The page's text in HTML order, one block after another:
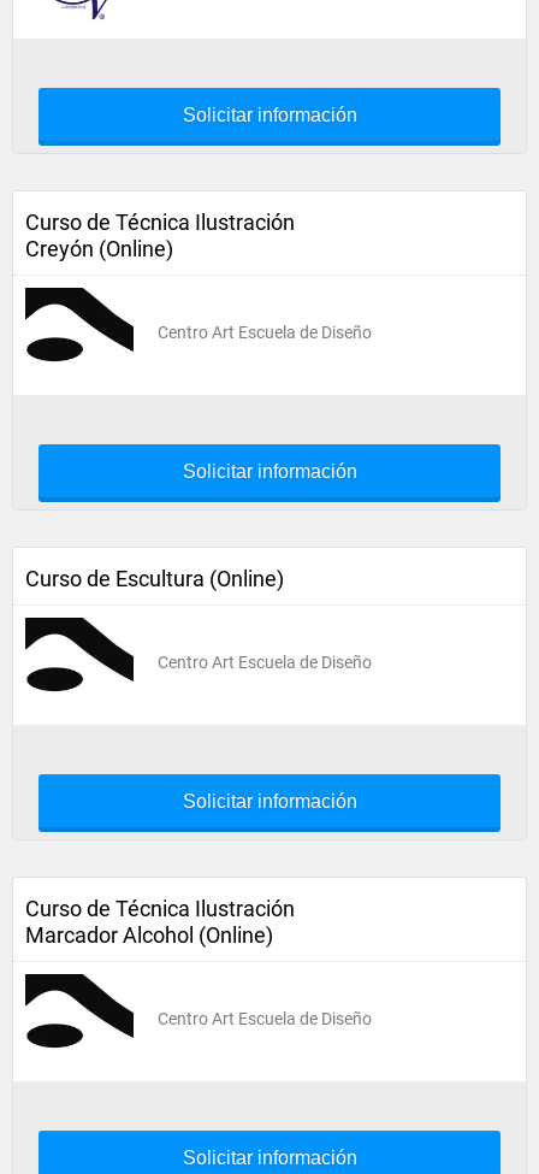
Solicitar información
Curso de Técnica Ilustración
Creyón (Online)
Centro Art Escuela de Diseño
Solicitar información
Curso de Escultura (Online)
Centro Art Escuela de Diseño
Solicitar información
Curso de Técnica Ilustración
Marcador Alcohol (Online)
Centro Art Escuela de Diseño
Solicitar información